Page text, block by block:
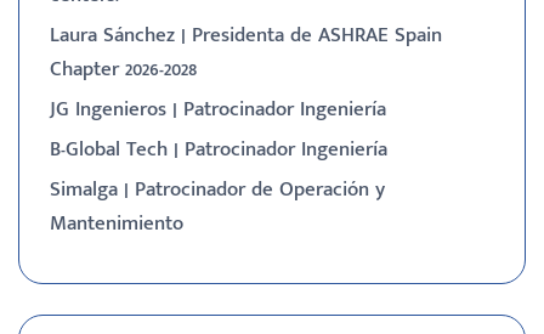
Laura Sánchez | Presidenta de ASHRAE Spain
Chapter 2026-2028
JG Ingenieros | Patrocinador Ingeniería
B-Global Tech | Patrocinador Ingeniería
Simalga | Patrocinador de Operación y
Mantenimiento